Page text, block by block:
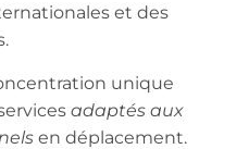
et des
unique
adaptés aux
en déplacement.